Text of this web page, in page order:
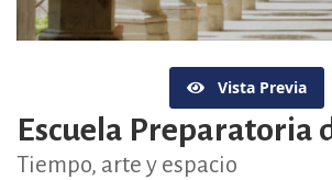
Vista Previa
Escuela Preparatoria
Tiempo, arte y espacio